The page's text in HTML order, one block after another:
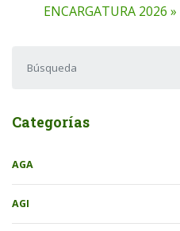
ENCARGATURA 2026
Categorías
AGA
AGI